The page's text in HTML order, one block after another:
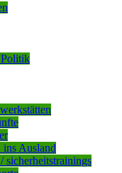
ins Ausland
sicherheitstrainings